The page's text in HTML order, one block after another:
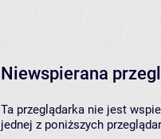
Niewspierana
Ta przeglądarka nie jest
jednej z poniższych